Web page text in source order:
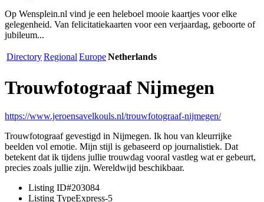
Op Wensplein.nl vind je een heleboel mooie kaartjes voor elke
gelegenheid. Van felicitatiekaarten voor een verjaardag, geboorte of
jubileum...
DirectoryRegional EuropeNetherlands
Trouwfotograaf Nijmegen
https://www.jeroensavelkouls.nl/trouwfotograaf-nijmegen/
Trouwfotograaf gevestigd in Nijmegen. Ik hou van kleurrijke
beelden vol emotie. Mijn stijl is gebaseerd op journalistiek. Dat
betekent dat ik tijdens jullie trouwdag vooral vastleg wat er gebeurt,
precies zoals jullie zijn. Wereldwijd beschikbaar.
Listing ID#203084
Listing TypeExpress-5